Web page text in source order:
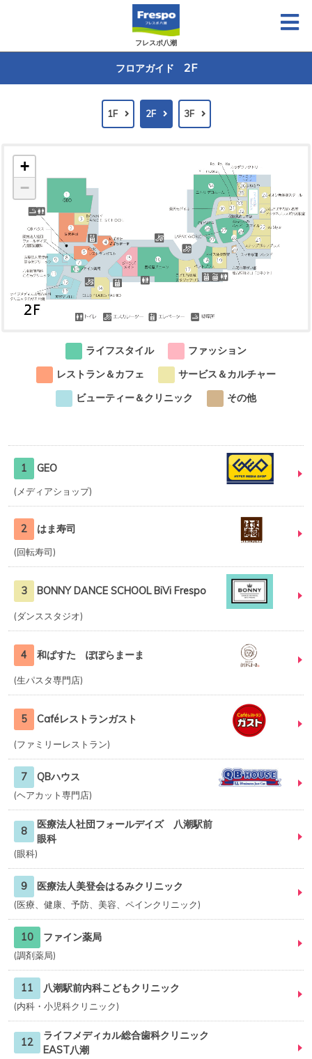
フレスポ八潮
フロアガイド 2F
1F 2F 3F
+
−
ライフスタイル
ファッション
レストラン＆カフェ
サービス＆カルチャー
ビューティー＆クリニック
その他
1 GEO
メディアショップ
2 はま寿司
回転寿司
3 BONNY DANCE SCHOOL BiVi Frespo
ダンススタジオ
4 和ぱすた ぽぽらまーま
生パスタ専門店
5 Caféレストランガスト
ファミリーレストラン
7 QBハウス
ヘアカット専門店
8
医療法人社団フォールデイズ 八潮駅前
眼科
眼科
9 医療法人美登会はるみクリニック
医療、健康、予防、美容、ペインクリニック
10 ファイン薬局
調剤薬局
11 八潮駅前内科こどもクリニック
内科・小児科クリニック
12
ライフメディカル総合歯科クリニック
EAST八潮